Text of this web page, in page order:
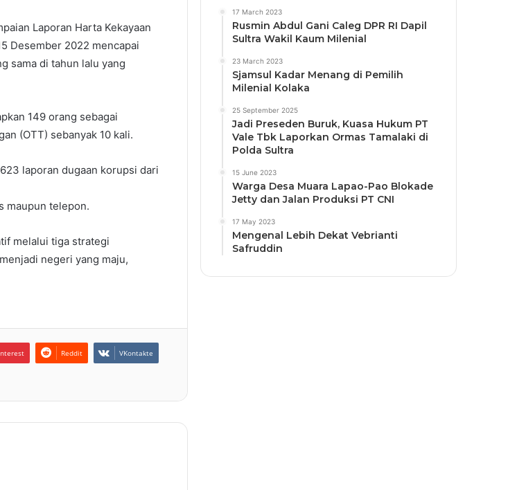
Laporan Harta Kekayaan
Desember 2022 mencapai
sama di tahun lalu yang
149 orang sebagai
(OTT) sebanyak 10 kali.
laporan dugaan korupsi dari
maupun telepon.
melalui tiga strategi
negeri yang maju,
Reddit VKontakte
17 March 2023
Rusmin Abdul Gani Caleg DPR RI Dapil
Sultra Wakil Kaum Milenial
23 March 2023
Sjamsul Kadar Menang di Pemilih
Milenial Kolaka
25 September 2025
Jadi Preseden Buruk, Kuasa Hukum PT
Vale Tbk Laporkan Ormas Tamalaki di
Polda Sultra
15 June 2023
Warga Desa Muara Lapao-Pao Blokade
Jetty dan Jalan Produksi PT CNI
17 May 2023
Mengenal Lebih Dekat Vebrianti
Safruddin